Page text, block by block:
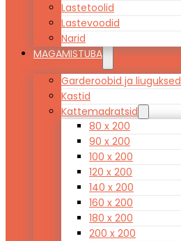
Lastetoolid
Lastevoodid
Narid
MAGAMISTUBA
Garderoobid ja liuguksed
Kastid
Kattemadratsid
80 x 200
90 x 200
100 x 200
120 x 200
140 x 200
160 x 200
180 x 200
200 x 200